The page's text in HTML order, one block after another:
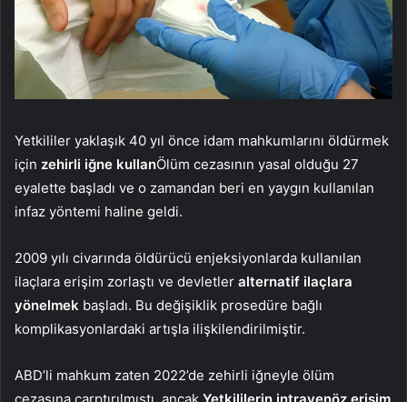
Yetkililer yaklaşık 40 yıl önce idam mahkumlarını öldürmek
için zehirli iğne kullanÖlüm cezasının yasal olduğu 27
eyalette başladı ve o zamandan beri en yaygın kullanılan
infaz yöntemi haline geldi.
2009 yılı civarında öldürücü enjeksiyonlarda kullanılan
ilaçlara erişim zorlaştı ve devletler alternatif ilaçlara
yönelmek başladı. Bu değişiklik prosedüre bağlı
komplikasyonlardaki artışla ilişkilendirilmiştir.
ABD’li mahkum zaten 2022’de zehirli iğneyle ölüm
cezasına çarptırılmıştı, ancak Yetkililerin intravenöz erişim